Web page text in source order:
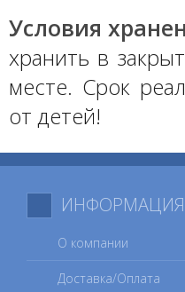
Условия
хранить в
месте. Срок
от детей!
ИНФОРМАЦИЯ
О компании
Доставка/Оплата